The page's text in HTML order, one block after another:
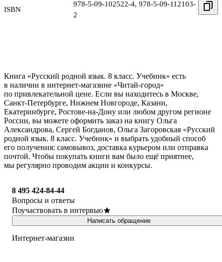
ISBN
978-5-09-102522-4, 978-5-09-112103-
2
Книга «Русский родной язык. 8 класс. Учебник» есть
в наличии в интернет-магазине «Читай-город»
по привлекательной цене. Если вы находитесь в Москве,
Санкт-Петербурге, Нижнем Новгороде, Казани,
Екатеринбурге, Ростове-на-Дону или любом другом регионе
России, вы можете оформить заказ на книгу Ольга
Александрова, Сергей Богданов, Ольга Загоровская «Русский
родной язык. 8 класс. Учебник» и выбрать удобный способ
его получения: самовывоз, доставка курьером или отправка
почтой. Чтобы покупать книги вам было ещё приятнее,
мы регулярно проводим акции и конкурсы.
8 495 424-84-44
Вопросы и ответы
Поучаствовать в интервью
Написать обращение
Интернет-магазин